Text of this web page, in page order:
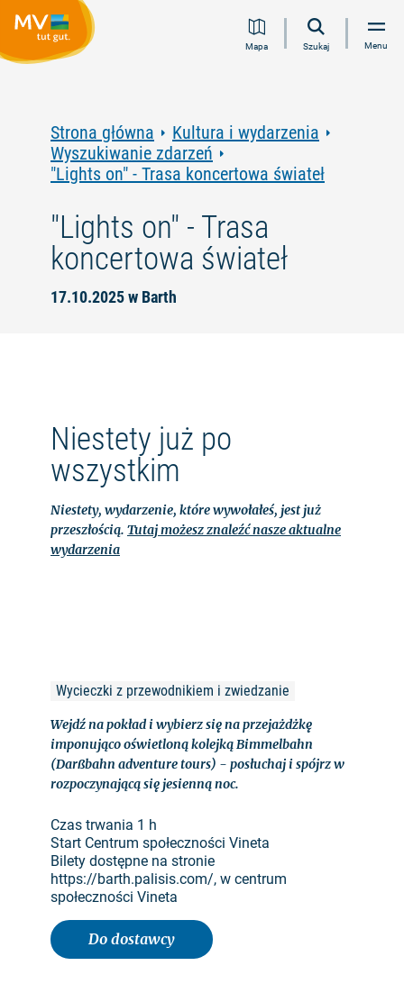
Przejdź
Przejdź
Przejdź
Przejdź
Mapa Szukaj Menu
Strona główna
Kultura i wydarzenia
Wyszukiwanie zdarzeń
"Lights on" - Trasa koncertowa świateł
"Lights on" - Trasa
koncertowa świateł
17.10.2025 w Barth
Niestety już po
wszystkim
Niestety, wydarzenie, które wywołałeś, jest już
przeszłością. Tutaj możesz znaleźć nasze aktualne
wydarzenia
Wycieczki z przewodnikiem i zwiedzanie
Wejdź na pokład i wybierz się na przejażdżkę
imponująco oświetloną kolejką Bimmelbahn
(Darßbahn adventure tours) - posłuchaj i spójrz w
rozpoczynającą się jesienną noc.
Czas trwania 1 h
Start Centrum społeczności Vineta
Bilety dostępne na stronie
https://barth.palisis.com/, w centrum
społeczności Vineta
Do dostawcy